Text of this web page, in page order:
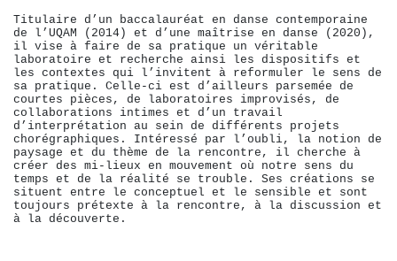
Titulaire d’un baccalauréat en danse contemporaine
de l’UQAM (2014) et d’une maîtrise en danse (2020),
il vise à faire de sa pratique un véritable
laboratoire et recherche ainsi les dispositifs et
les contextes qui l’invitent à reformuler le sens de
sa pratique. Celle-ci est d’ailleurs parsemée de
courtes pièces, de laboratoires improvisés, de
collaborations intimes et d’un travail
d’interprétation au sein de différents projets
chorégraphiques. Intéressé par l’oubli, la notion de
paysage et du thème de la rencontre, il cherche à
créer des mi-lieux en mouvement où notre sens du
temps et de la réalité se trouble. Ses créations se
situent entre le conceptuel et le sensible et sont
toujours prétexte à la rencontre, à la discussion et
à la découverte.